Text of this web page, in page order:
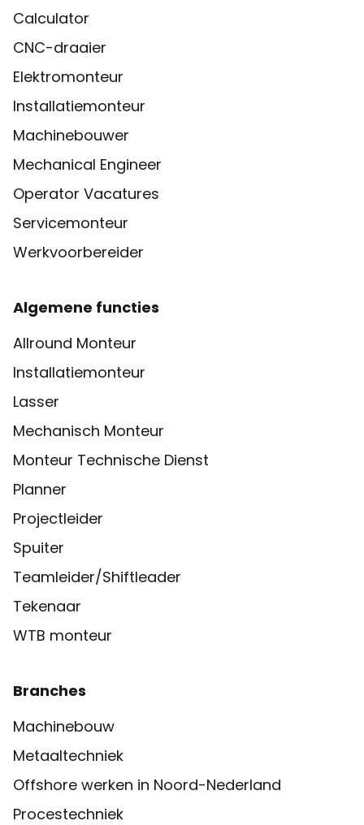
Calculator
CNC-draaier
Elektromonteur
Installatiemonteur
Machinebouwer
Mechanical Engineer
Operator Vacatures
Servicemonteur
Werkvoorbereider
Algemene functies
Allround Monteur
Installatiemonteur
Lasser
Mechanisch Monteur
Monteur Technische Dienst
Planner
Projectleider
Spuiter
Teamleider/Shiftleader
Tekenaar
WTB monteur
Branches
Machinebouw
Metaaltechniek
Offshore werken in Noord-Nederland
Procestechniek